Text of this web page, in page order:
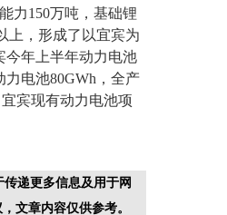
力150万吨，基础锂
上，形成了以宜宾为
今年上半年动力电池
力电池80GWh，全产
宾现有动力电池项
递更多信息及用于网
文章内容仅供参考。